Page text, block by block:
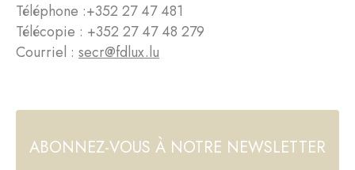
Téléphone :+352 27 47 481
Télécopie : +352 27 47 48 279
Courriel : secr@fdlux.lu
ABONNEZ-VOUS À NOTRE NEWSLETTER